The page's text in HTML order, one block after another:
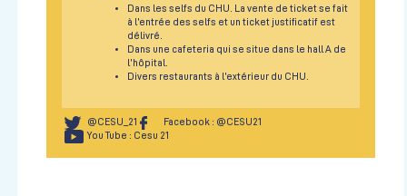
Dans les selfs du CHU. La vente de ticket se fait
à l’entrée des selfs et un ticket justificatif est
délivré.
Dans une cafeteria qui se situe dans le hall A de
l’hôpital.
Divers restaurants à l’extérieur du CHU.
@CESU_21
Facebook : @CESU21
You Tube : Cesu 21